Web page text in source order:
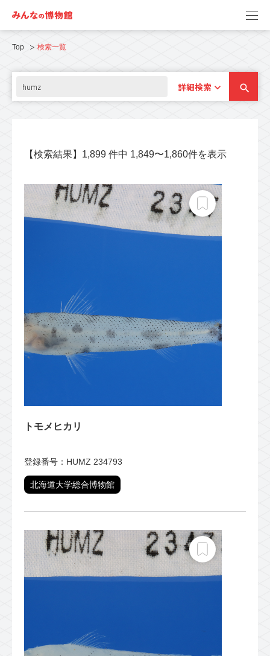
Top 検索一覧
詳細検索
【検索結果】1,899 件中 1,849〜1,860件を表示
トモメヒカリ
登録番号：HUMZ 234793
北海道大学総合博物館